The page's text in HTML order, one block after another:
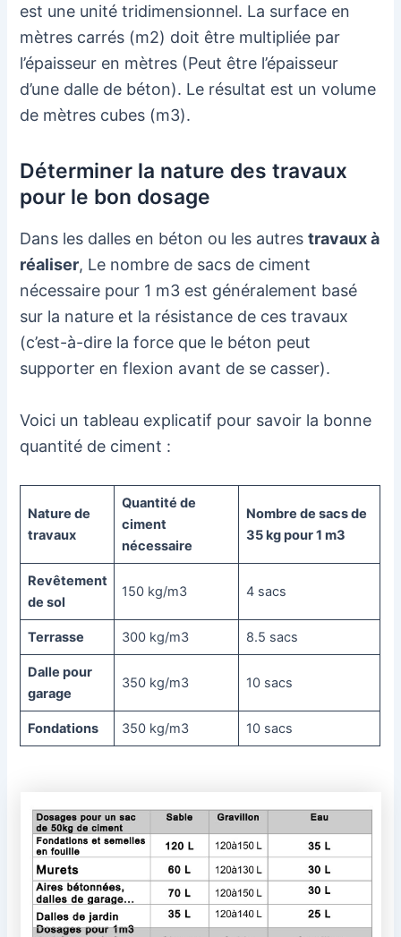
est une unité tridimensionnel. La surface en
mètres carrés (m2) doit être multipliée par
l’épaisseur en mètres (Peut être l’épaisseur
d’une dalle de béton). Le résultat est un volume
de mètres cubes (m3).
Déterminer la nature des travaux
pour le bon dosage
Dans les dalles en béton ou les autrestravaux à
réaliser, Le nombre de sacs de ciment
nécessaire pour 1 m3 est généralement basé
sur la nature et la résistance de ces travaux
(c’est-à-dire la force que le béton peut
supporter en flexion avant de se casser).
Voici un tableau explicatif pour savoir la bonne
quantité de ciment :
Nature de
travaux
Quantité de
ciment
nécessaire
Nombre de sacs de
35 kg pour 1 m3
Revêtement
de sol
150 kg/m3 4 sacs
Terrasse 300 kg/m3 8.5 sacs
Dalle pour
garage
350 kg/m3 10 sacs
Fondations 350 kg/m3 10 sacs